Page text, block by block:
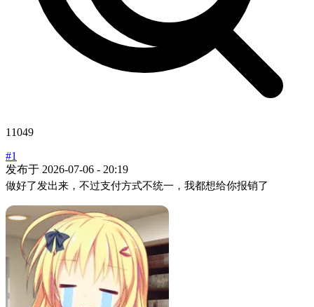
11049
#1
发布于 2026-07-06 - 20:19
做好了发出来，不过支付方式不统一，我都想给你报销了